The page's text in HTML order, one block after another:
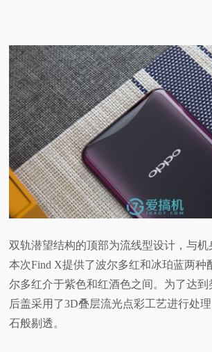
双轨潜望结构的顶部为流线型设计，与机
本次Find X提供了波尔多红和冰珀蓝两种
尔多红介于紫色和红酒色之间。为了达到
后盖采用了3D叠层流光点彩工艺进行处
石般剔透。